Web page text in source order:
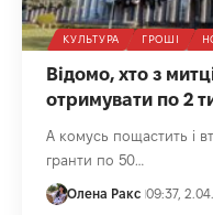
КУЛЬТУРА ГРОШІ
Відомо, хто з
отримувати по 2
А комусь пощастить і
гранти по 50…
Олена Ракс 09:37,